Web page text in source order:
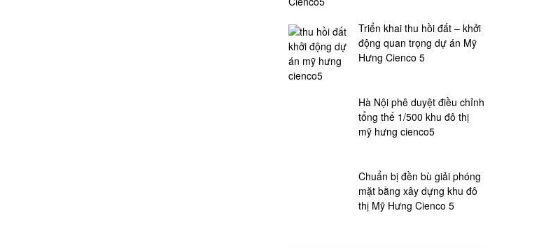
Triển khai thu hồi đất – khởi
động quan trọng dự án Mỹ
Hưng Cienco 5
Hà Nội phê duyệt điều chỉnh
tổng thế 1/500 khu đô thị
mỹ hưng cienco5
Chuẩn bị đền bù giải phóng
mặt bằng xây dựng khu đô
thị Mỹ Hưng Cienco 5